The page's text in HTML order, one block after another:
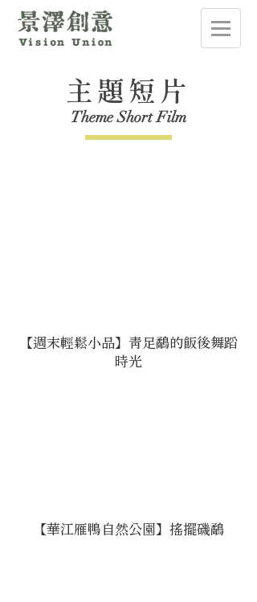
主題短片
Theme Short Film
【週末輕鬆小品】青足鷸的飯後舞蹈
時光
【華江雁鴨自然公園】搖擺磯鷸